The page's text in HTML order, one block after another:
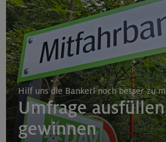
Hilf uns die Bankerl noch besser zu
Umfrage
gewinnen